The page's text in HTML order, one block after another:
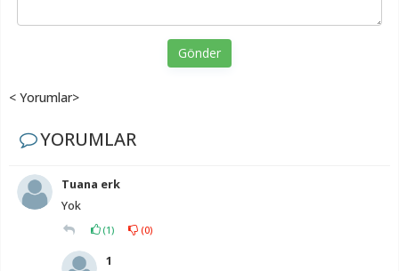
Gönder
< Yorumlar>
YORUMLAR
Tuana erk
Yok
(1) (0)
1